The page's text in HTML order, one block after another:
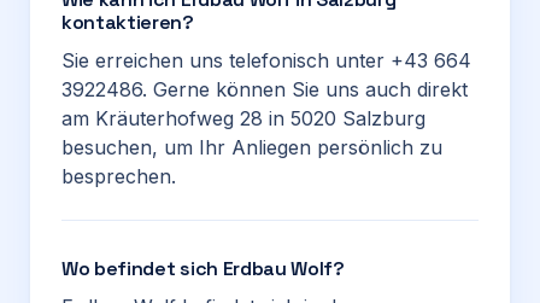
kontaktieren?
Sie erreichen uns telefonisch unter +43 664
3922486. Gerne können Sie uns auch direkt
am Kräuterhofweg 28 in 5020 Salzburg
besuchen, um Ihr Anliegen persönlich zu
besprechen.
Wo befindet sich Erdbau Wolf?